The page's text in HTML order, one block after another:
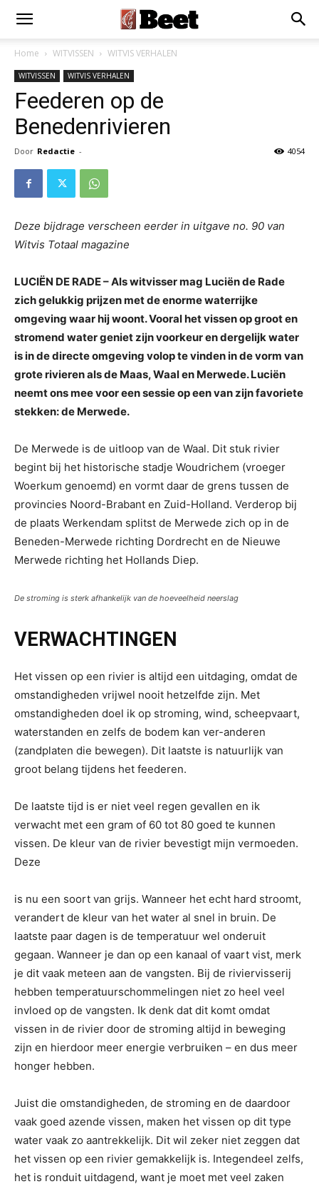
Home WITVISSEN WITVIS VERHALEN
WITVISSEN WITVIS VERHALEN
Feederen op de
Benedenrivieren
Door Redactie - 4054
Deze bijdrage verscheen eerder in uitgave no. 90 van
Witvis Totaal magazine
LUCIËN DE RADE – Als witvisser mag Luciën de Rade
zich gelukkig prijzen met de enorme waterrijke
omgeving waar hij woont. Vooral het vissen op groot en
stromend water geniet zijn voorkeur en dergelijk water
is in de directe omgeving volop te vinden in de vorm van
grote rivieren als de Maas, Waal en Merwede. Luciën
neemt ons mee voor een sessie op een van zijn favoriete
stekken: de Merwede.
De Merwede is de uitloop van de Waal. Dit stuk rivier
begint bij het historische stadje Woudrichem (vroeger
Woerkum genoemd) en vormt daar de grens tussen de
provincies Noord-Brabant en Zuid-Holland. Verderop bij
de plaats Werkendam splitst de Merwede zich op in de
Beneden-Merwede richting Dordrecht en de Nieuwe
Merwede richting het Hollands Diep.
De stroming is sterk afhankelijk van de hoeveelheid neerslag
VERWACHTINGEN
Het vissen op een rivier is altijd een uitdaging, omdat de
omstandigheden vrijwel nooit hetzelfde zijn. Met
omstandigheden doel ik op stroming, wind, scheepvaart,
waterstanden en zelfs de bodem kan ver-anderen
(zandplaten die bewegen). Dit laatste is natuurlijk van
groot belang tijdens het feederen.
De laatste tijd is er niet veel regen gevallen en ik
verwacht met een gram of 60 tot 80 goed te kunnen
vissen. De kleur van de rivier bevestigt mijn vermoeden.
Deze
is nu een soort van grijs. Wanneer het echt hard stroomt,
verandert de kleur van het water al snel in bruin. De
laatste paar dagen is de temperatuur wel onderuit
gegaan. Wanneer je dan op een kanaal of vaart vist, merk
je dit vaak meteen aan de vangsten. Bij de riviervisserij
hebben temperatuurschommelingen niet zo heel veel
invloed op de vangsten. Ik denk dat dit komt omdat
vissen in de rivier door de stroming altijd in beweging
zijn en hierdoor meer energie verbruiken – en dus meer
honger hebben.
Juist die omstandigheden, de stroming en de daardoor
vaak goed azende vissen, maken het vissen op dit type
water vaak zo aantrekkelijk. Dit wil zeker niet zeggen dat
het vissen op een rivier gemakkelijk is. Integendeel zelfs,
het is ronduit uitdagend, want je moet met veel zaken